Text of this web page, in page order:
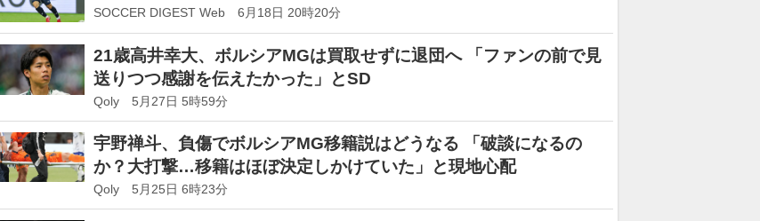
「最大の強みは…」
SOCCER DIGEST Web 6月18日 20時20分
21歳高井幸大、ボルシアMGは買取せずに退団へ 「ファンの前で見
送りつつ感謝を伝えたかった」とSD
Qoly 5月27日 5時59分
宇野禅斗、負傷でボルシアMG移籍説はどうなる 「破談になるの
か？大打撃…移籍はほぼ決定しかけていた」と現地心配
Qoly 5月25日 6時23分